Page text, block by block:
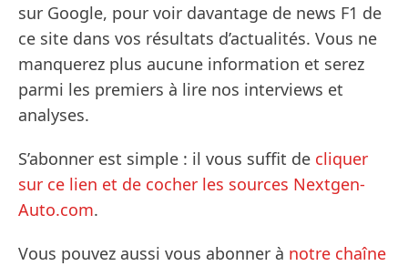
sur Google, pour voir davantage de news F1 de
ce site dans vos résultats d’actualités. Vous ne
manquerez plus aucune information et serez
parmi les premiers à lire nos interviews et
analyses.
S’abonner est simple : il vous suffit de cliquer
sur ce lien et de cocher les sources Nextgen-
Auto.com.
Vous pouvez aussi vous abonner à notre chaîne